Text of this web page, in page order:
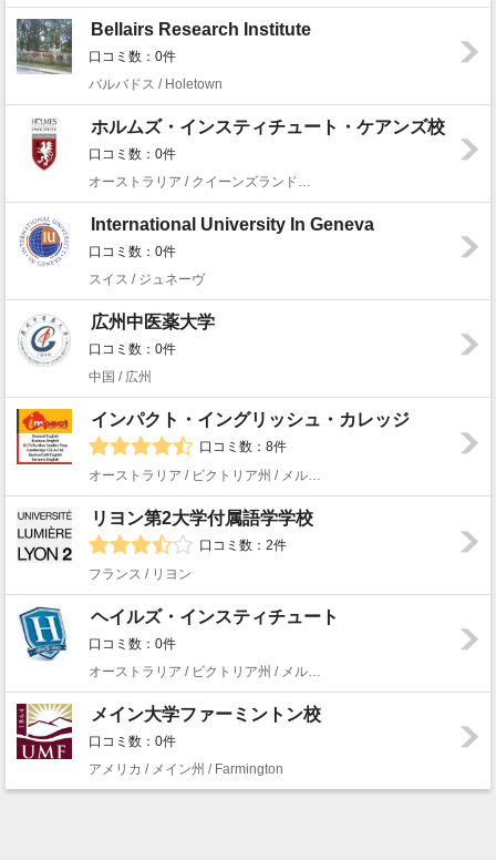
Bellairs Research Institute
口コミ数：0件
バルバドス / Holetown
ホルムズ・インスティチュート・ケアンズ校
口コミ数：0件
オーストラリア / クイーンズランド州 / ケアンズ
International University In Geneva
口コミ数：0件
スイス / ジュネーヴ
広州中医薬大学
口コミ数：0件
中国 / 広州
インパクト・イングリッシュ・カレッジ
口コミ数：8件
オーストラリア / ビクトリア州 / メルボルン
リヨン第2大学付属語学学校
口コミ数：2件
フランス / リヨン
ヘイルズ・インスティチュート
口コミ数：0件
オーストラリア / ビクトリア州 / メルボルン
メイン大学ファーミントン校
口コミ数：0件
アメリカ / メイン州 / Farmington